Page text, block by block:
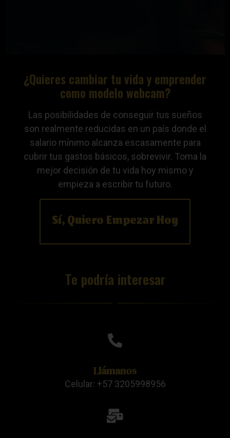
Te podría interesar
¿Quieres cambiar tu vida y emprender
como modelo webcam?
Las posibilidades de conseguir tus sueños
son realmente reducidas en un país donde el
salario mínimo alcanza escasamente para
cubrir tus gastos básicos, sobrevivir. Toma la
mejor decisión de tu vida hoy mismo y
empieza a escribir tu futuro.
Sí, Quiero Empezar Hoy
Llámanos
Celular: +57 3205998956